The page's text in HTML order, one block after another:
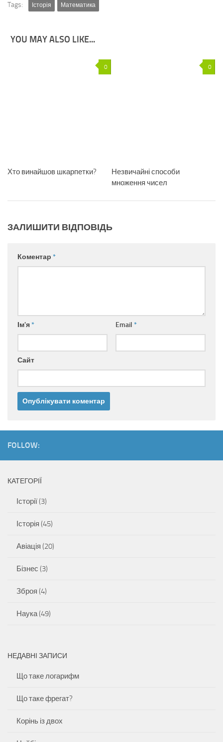
Tags: Історія Математика
YOU MAY ALSO LIKE...
0
Хто винайшов шкарпетки?
0
Незвичайні способи
множення чисел
ЗАЛИШИТИ ВІДПОВІДЬ
Коментар *
Ім'я* Email *
Сайт
FOLLOW:
КАТЕГОРІЇ
Історії(3)
Історія (45)
Авіація (20)
Бізнес (3)
Зброя (4)
Наука(49)
НЕДАВНІ ЗАПИСИ
Що таке логарифм
Що таке фрегат?
Корінь із двох